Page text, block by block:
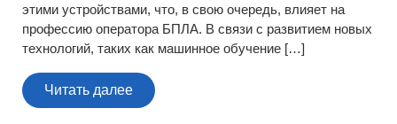
этими устройствами, что, в свою очередь, влияет на
профессию оператора БПЛА. В связи с развитием новых
технологий, таких как машинное обучение […]
Читать далееЧитать
далее